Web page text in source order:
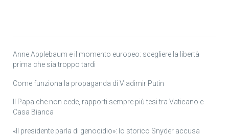
Anne Applebaum e il momento europeo: scegliere la libertà
prima che sia troppo tardi
Come funziona la propaganda di Vladimir Putin
Il Papa che non cede, rapporti sempre più tesi tra Vaticano e
Casa Bianca
«Il presidente parla di genocidio»: lo storico Snyder accusa